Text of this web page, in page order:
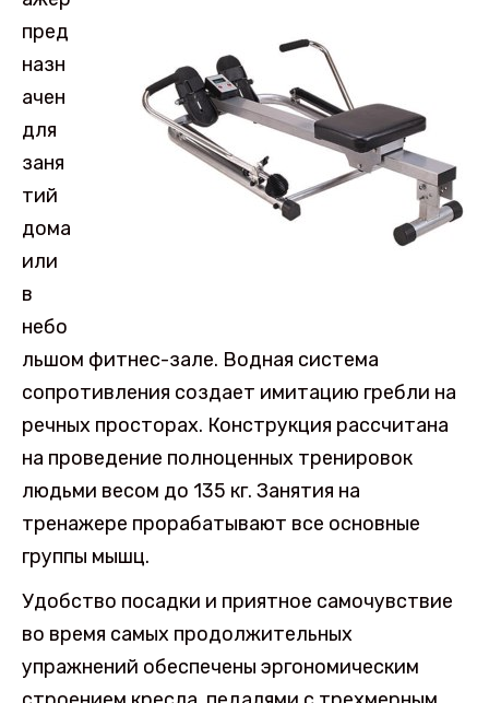
пред
назн
ачен
для
заня
тий
дома
или
в
небо
льшом фитнес-зале. Водная система
сопротивления создает имитацию гребли на
речных просторах. Конструкция рассчитана
на проведение полноценных тренировок
людьми весом до 135 кг. Занятия на
тренажере прорабатывают все основные
группы мышц.
Удобство посадки и приятное самочувствие
во время самых продолжительных
упражнений обеспечены эргономическим